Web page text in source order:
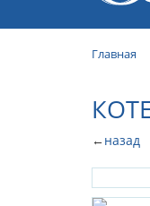
Главная
←назад